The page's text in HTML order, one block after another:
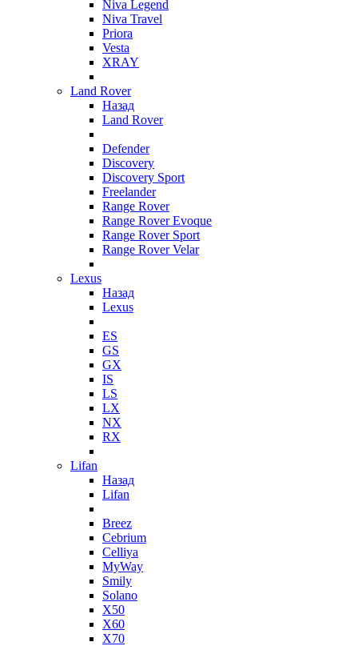
Niva Legend
Niva Travel
Priora
Vesta
XRAY
Land Rover
Назад
Land Rover
Defender
Discovery
Discovery Sport
Freelander
Range Rover
Range Rover Evoque
Range Rover Sport
Range Rover Velar
Lexus
Назад
Lexus
ES
GS
GX
IS
LS
LX
NX
RX
Lifan
Назад
Lifan
Breez
Cebrium
Celliya
MyWay
Smily
Solano
X50
X60
X70